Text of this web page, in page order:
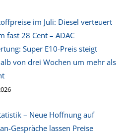
im Juli: Diesel verteuert
fast 28 Cent – ADAC
Super E10-Preis steigt
von drei Wochen um mehr als
– Neue Hoffnung auf
Gespräche lassen Preise